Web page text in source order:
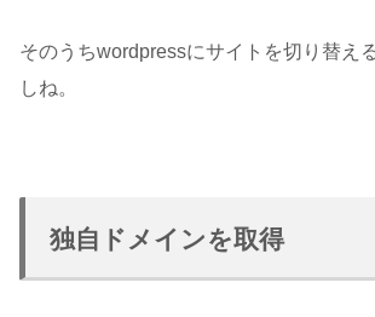
そのうちwordpressにサイトを切り替え
しね。
独自ドメインを取得